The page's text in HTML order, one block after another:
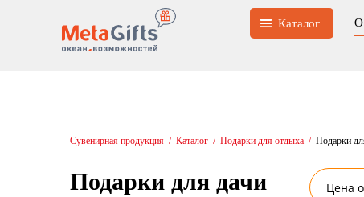
Каталог О
Сувенирная продукция / Каталог / Подарки для отдыха / Подарки
Подарки для дачи